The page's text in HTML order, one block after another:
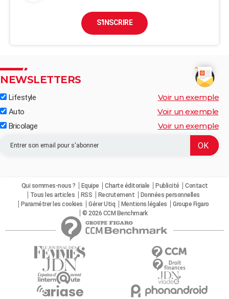
S'INSCRIRE
NEWSLETTERS
Lifestyle Voir un exemple
Auto Voir un exemple
Bricolage Voir un exemple
Qui sommes-nous ? Equipe Charte éditoriale Publicité
Contact
Tous les articles
RSS Recrutement
Données personnelles
Paramétrer les cookies
Gérer Utiq Mentions légales
Groupe Figaro
© 2026 CCM Benchmark